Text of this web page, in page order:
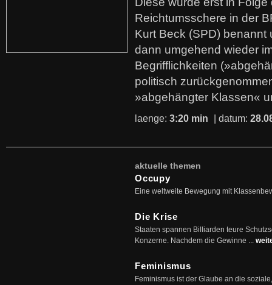
Reichtumsschere in der
Kurt Beck (SPD)
dann umgehend wieder
Begrifflichkeiten
politisch
»abgehängter Klassen«
laenge: 3:20 min | datum:
aktuelle themen
Occupy
Eine weltweite Bewegung mit
Die Krise
Staaten spannen Billiarden teure
Konzerne. Nachdem die Gewinne ...
Feminismus
Feminismus ist der Glaube an die